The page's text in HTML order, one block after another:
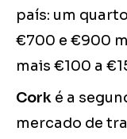
país: um
€700 e €900
mais €100 a
Cork é a
mercado de